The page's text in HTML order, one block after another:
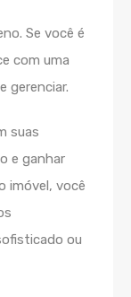
Se você é
com uma
gerenciar.
suas
e ganhar
imóvel, você
ou